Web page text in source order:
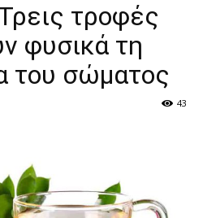
τροφές
φυσικά τη
του σώματος
43